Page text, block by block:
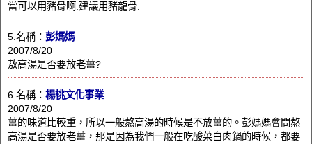
當可以用豬骨啊.建議用豬龍骨.
5.名稱： 彭媽媽
2007/8/20
敖高湯是否要放老薑?
6.名稱： 楊桃文化事業
2007/8/20
薑的味道比較重，所以一般熬高湯的時候是不放薑的。彭媽媽會問熬
高湯是否要放老薑，那是因為我們一般在吃酸菜白肉鍋的時候，都要